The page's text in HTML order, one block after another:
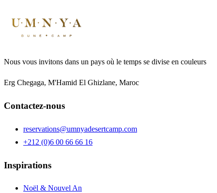
Nous vous invitons dans un pays où le temps se divise en couleurs
Erg Chegaga, M'Hamid El Ghizlane, Maroc
Contactez-nous
reservations@umnyadesertcamp.com
+212 (0)6 00 66 66 16
Inspirations
Noël & Nouvel An